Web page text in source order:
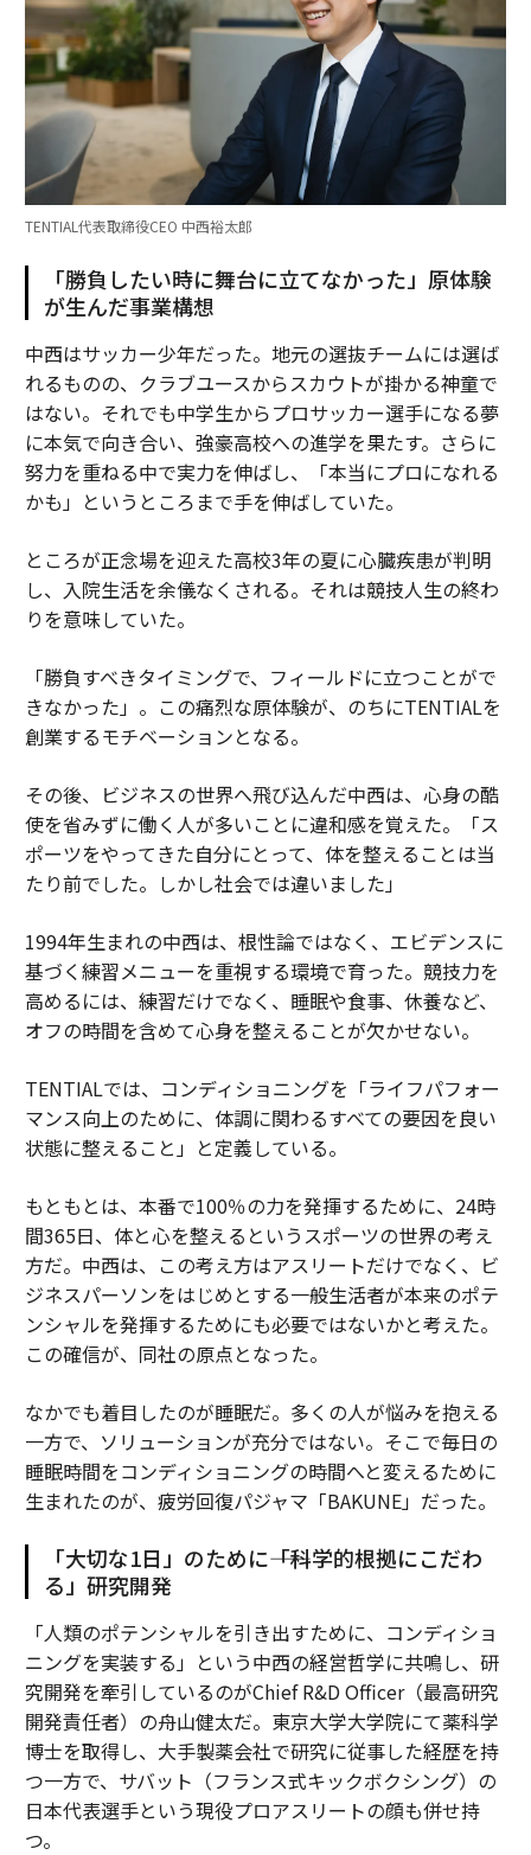
TENTIAL代表取締役CEO 中西裕太郎
「勝負したい時に舞台に立てなかった」原体験
が生んだ事業構想
中西はサッカー少年だった。地元の選抜チームには選ば
れるものの、クラブユースからスカウトが掛かる神童で
はない。それでも中学生からプロサッカー選手になる夢
に本気で向き合い、強豪高校への進学を果たす。さらに
努力を重ねる中で実力を伸ばし、「本当にプロになれる
かも」というところまで手を伸ばしていた。
ところが正念場を迎えた高校3年の夏に心臓疾患が判明
し、入院生活を余儀なくされる。それは競技人生の終わ
りを意味していた。
「勝負すべきタイミングで、フィールドに立つことがで
きなかった」。この痛烈な原体験が、のちにTENTIALを
創業するモチベーションとなる。
その後、ビジネスの世界へ飛び込んだ中西は、心身の酷
使を省みずに働く人が多いことに違和感を覚えた。「ス
ポーツをやってきた自分にとって、体を整えることは当
たり前でした。しかし社会では違いました」
1994年生まれの中西は、根性論ではなく、エビデンスに
基づく練習メニューを重視する環境で育った。競技力を
高めるには、練習だけでなく、睡眠や食事、休養など、
オフの時間を含めて心身を整えることが欠かせない。
TENTIALでは、コンディショニングを「ライフパフォー
マンス向上のために、体調に関わるすべての要因を良い
状態に整えること」と定義している。
もともとは、本番で100％の力を発揮するために、24時
間365日、体と心を整えるというスポーツの世界の考え
方だ。中西は、この考え方はアスリートだけでなく、ビ
ジネスパーソンをはじめとする一般生活者が本来のポテ
ンシャルを発揮するためにも必要ではないかと考えた。
この確信が、同社の原点となった。
なかでも着目したのが睡眠だ。多くの人が悩みを抱える
一方で、ソリューションが充分ではない。そこで毎日の
睡眠時間をコンディショニングの時間へと変えるために
生まれたのが、疲労回復パジャマ「BAKUNE」だった。
「大切な1日」のために――「科学的根拠にこだわ
る」研究開発
「人類のポテンシャルを引き出すために、コンディショ
ニングを実装する」という中西の経営哲学に共鳴し、研
究開発を牽引しているのがChief R&D Officer（最高研究
開発責任者）の舟山健太だ。東京大学大学院にて薬科学
博士を取得し、大手製薬会社で研究に従事した経歴を持
つ一方で、サバット（フランス式キックボクシング）の
日本代表選手という現役プロアスリートの顔も併せ持
つ。